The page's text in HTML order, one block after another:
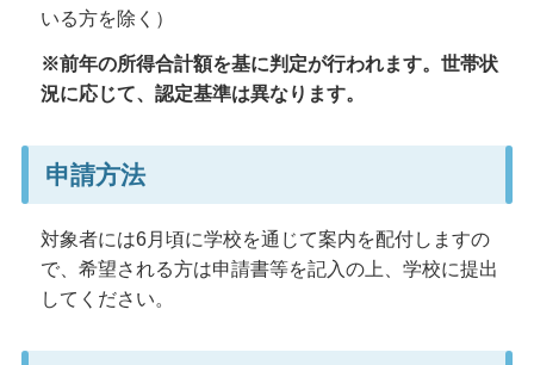
いる方を除く）
※前年の所得合計額を基に判定が行われます。世帯状
況に応じて、認定基準は異なります。
申請方法
対象者には6月頃に学校を通じて案内を配付しますの
で、希望される方は申請書等を記入の上、学校に提出
してください。